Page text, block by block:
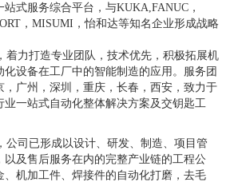
式服务综合平台，与KUKA,FANUC，
，MISUMI，怡和达等知名企业形成战略
力打造专业团队，技术优先，积极拓展机
化设备在工厂中的智能制造的应用。服务团
，广州，深圳，重庆，长春，西安，致力于
业一站式自动化整体解决方案及交钥匙工
司已形成以设计、研发、制造、项目管
以及售后服务在内的完整产业链的工程公
、机加工件、焊接件的自动化打磨，去毛